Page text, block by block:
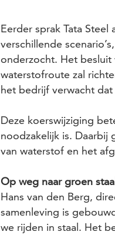
Eerder sprak Tata
verschillende
onderzocht. Het
waterstofroute zal
het bedrijf verwacht
Deze koerswijziging
noodzakelijk is. Daarbij
van waterstof en het
Op weg naar groen
Hans van den Berg,
samenleving is
we rijden in staal. Het